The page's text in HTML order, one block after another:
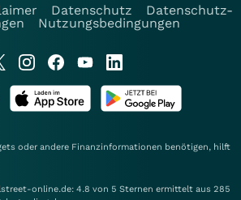
Datenschutz
Datenschutz-
Nutzungsbedingungen
oder andere Finanzinformationen benötigen, hilft
online.de: 4.8 von 5 Sternen ermittelt aus 285